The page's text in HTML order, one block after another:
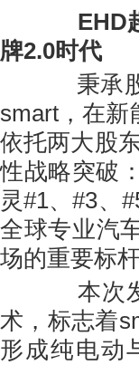
EHD
牌2.0时代
秉承股
smart，在新
依托两大股
性战略突破
灵#1、#3、
全球专业汽
场的重要标杆
本次发
术，标志着
形成纯电动